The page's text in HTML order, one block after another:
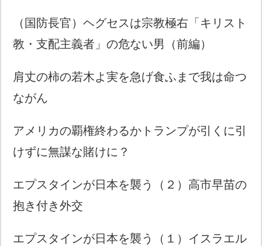
（国防長官）ヘグセスは宗教極右「キリスト
教・支配主義者」の危ない男（前編）
肩丈の柿の若木よ実を急げ食ふまで我は命つ
ながん
アメリカの覇権終わるかトランプが引くに引
けずに無謀な賭けに？
エプスタインが日本を襲う（２）高市早苗の
抱き付き外交
エプスタインが日本を襲う（１）イスラエル